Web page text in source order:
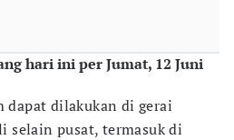
hari ini per Jumat, 12 Juni
dapat dilakukan di gerai
selain pusat, termasuk di